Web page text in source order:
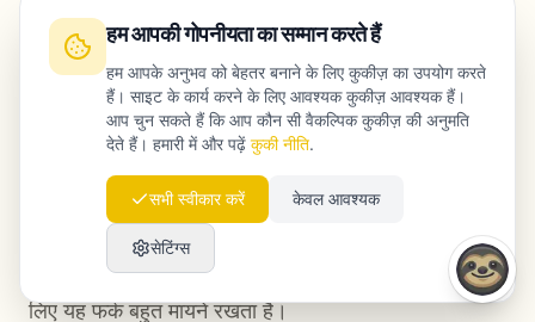
निष्कर्ष
Helpful Content Update, AI content production
के लिए खतरा नहीं है; यह एक quality filter है जो उन
businesses को अलग करता है जिनके पास अनुशासित
editorial workflow है, उनसे जो content को केवल मात्रा
का खेल मानते हैं। लंबे समय की organic performance के
लिए यह फर्क बहुत मायने रखता है।
हम आपकी गोपनीयता का सम्मान करते हैं
हम आपके अनुभव को बेहतर बनाने के लिए कुकीज़ का उपयोग करते
हैं। साइट के कार्य करने के लिए आवश्यक कुकीज़ आवश्यक हैं।
आप चुन सकते हैं कि आप कौन सी वैकल्पिक कुकीज़ की अनुमति
देते हैं। हमारी में और पढ़ें कुकी नीति.
सभी स्वीकार करें केवल आवश्यक
सेटिंग्स